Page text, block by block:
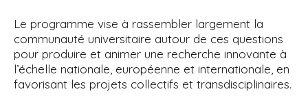
Le programme vise à rassembler largement la
communauté universitaire autour de ces questions
pour produire et animer une recherche innovante à
l’échelle nationale, européenne et internationale, en
favorisant les projets collectifs et transdisciplinaires.